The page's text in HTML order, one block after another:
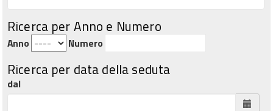
Ricerca per Anno e Numero
Anno Numero
Ricerca per data della seduta
dal